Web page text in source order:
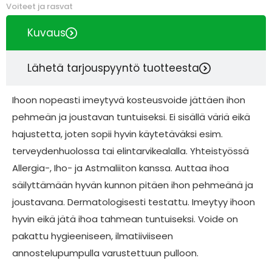
Voiteet ja rasvat
Kuvaus
Lähetä tarjouspyyntö tuotteesta
Ihoon nopeasti imeytyvä kosteusvoide jättäen ihon
pehmeän ja joustavan tuntuiseksi. Ei sisällä väriä eikä
hajustetta, joten sopii hyvin käytetäväksi esim.
terveydenhuolossa tai elintarvikealalla. Yhteistyössä
Allergia-, Iho- ja Astmaliiton kanssa. Auttaa ihoa
säilyttämään hyvän kunnon pitäen ihon pehmeänä ja
joustavana. Dermatologisesti testattu. Imeytyy ihoon
hyvin eikä jätä ihoa tahmean tuntuiseksi. Voide on
pakattu hygieeniseen, ilmatiiviiseen
annostelupumpulla varustettuun pulloon.